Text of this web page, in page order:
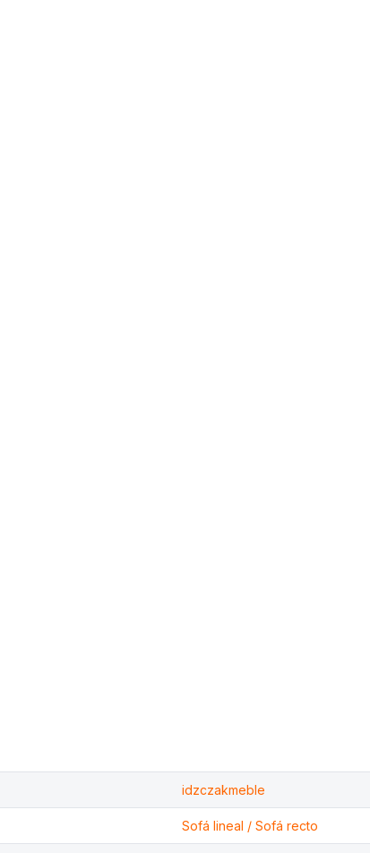
idzczakmeble
Sofá lineal / Sofá recto